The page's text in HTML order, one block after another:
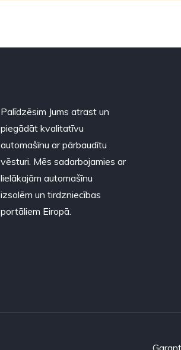
Palīdzēsim Jums atrast un
piegādāt kvalitatīvu
automašīnu ar pārbaudītu
vēsturi. Mēs sadarbojamies ar
lielākajām automašīnu
izsolēm un tirdzniecības
portāliem Eiropā.